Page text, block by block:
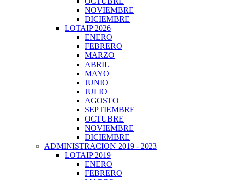
NOVIEMBRE
DICIEMBRE
LOTAIP 2026
ENERO
FEBRERO
MARZO
ABRIL
MAYO
JUNIO
JULIO
AGOSTO
SEPTIEMBRE
OCTUBRE
NOVIEMBRE
DICIEMBRE
ADMINISTRACION 2019 - 2023
LOTAIP 2019
ENERO
FEBRERO